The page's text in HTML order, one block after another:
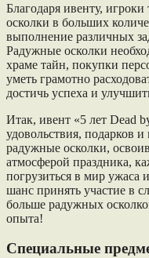
Благодаря ивенту,
осколки в больших
выполнение различных
Радужные осколки
храме тайн, покупки
уметь грамотно
достичь успеха и
Итак, ивент «5 лет Dead
удовольствия, подарков
радужные осколки,
атмосферой праздника,
погрузиться в мир ужаса
шанс принять участие в
больше радужных
опыта!
Специальные